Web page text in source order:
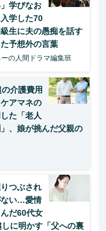
学びなお
学した70
生に夫の愚痴を話す
予想外の言葉
の人間ドラマ編集班
介護費用
アマネの
た「老人
、娘が挑んだ父親の
つぶされ
ない…愛情
だ60代女
に明かす「父への裏